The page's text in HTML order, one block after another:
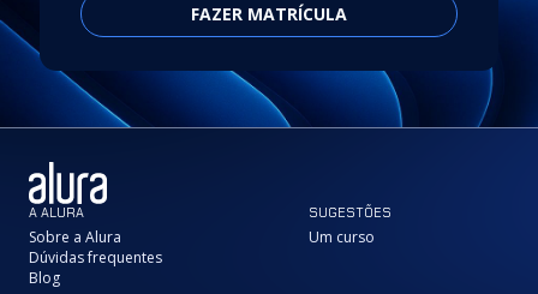
FAZER MATRÍCULA
A ALURA
Sobre a Alura
Dúvidas frequentes
Blog
SUGESTÕES
Um curso